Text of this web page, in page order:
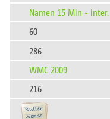
Namen 15 Min - inter.
60
286
WMC 2009
216